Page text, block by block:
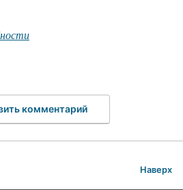
комментарий
Наверх